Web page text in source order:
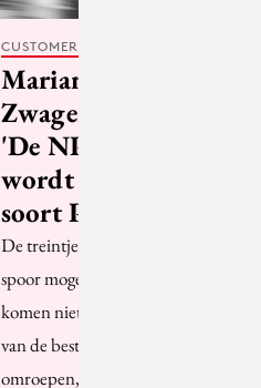
CUSTOMER EXPERIENCE
Marianne
Zwagerman:
'De NPO
wordt een
soort ProRail'
De treintjes die over het
spoor mogen rijden
komen niet meer alleen
van de bestaande
omroepen, al mogen die